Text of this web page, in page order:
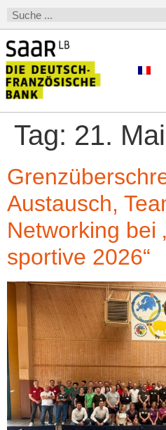
Tag: 21.
Austausch,
Networking bei
sportive 2026“